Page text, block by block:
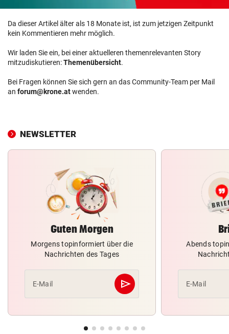
Da dieser Artikel älter als 18 Monate ist, ist zum jetzigen Zeitpunkt
kein Kommentieren mehr möglich.
Wir laden Sie ein, bei einer aktuelleren themenrelevanten Story
mitzudiskutieren:Themenübersicht.
Bei Fragen können Sie sich gern an das Community-Team per Mail
an forum@krone.atwenden.
NEWSLETTER
Guten Morgen
Morgens topinformiert über die
Nachrichten des Tages
E-Mail send
Abschicken
Abends
E-Mail